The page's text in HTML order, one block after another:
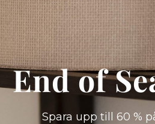
End of
Spara upp till 60 %